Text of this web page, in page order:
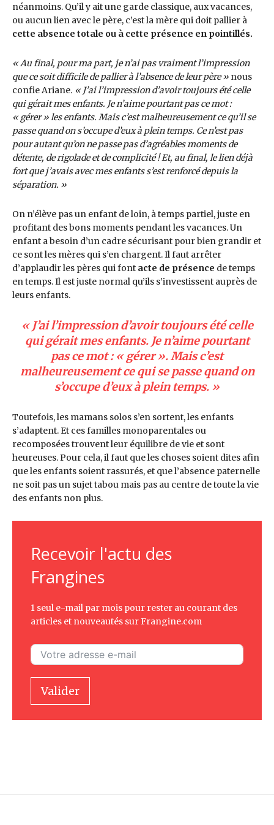
néanmoins. Qu’il y ait une garde classique, aux vacances,
ou aucun lien avec le père, c’est la mère qui doit pallier à
cette absence totale ou à cette présence en pointillés.
« Au final, pour ma part, je n’ai pas vraiment l’impression
que ce soit difficile de pallier à l’absence de leur père » nous
confie Ariane. « J’ai l’impression d’avoir toujours été celle
qui gérait mes enfants. Je n’aime pourtant pas ce mot :
« gérer » les enfants. Mais c’est malheureusement ce qu’il se
passe quand on s’occupe d’eux à plein temps. Ce n’est pas
pour autant qu’on ne passe pas d’agréables moments de
détente, de rigolade et de complicité ! Et, au final, le lien déjà
fort que j’avais avec mes enfants s’est renforcé depuis la
séparation. »
On n’élève pas un enfant de loin, à temps partiel, juste en
profitant des bons moments pendant les vacances. Un
enfant a besoin d’un cadre sécurisant pour bien grandir et
ce sont les mères qui s’en chargent. Il faut arrêter
d’applaudir les pères qui font acte de présence de temps
en temps. Il est juste normal qu’ils s’investissent auprès de
leurs enfants.
« J’ai l’impression d’avoir toujours été celle
qui gérait mes enfants. Je n’aime pourtant
pas ce mot : « gérer ». Mais c’est
malheureusement ce qui se passe quand on
s’occupe d’eux à plein temps. »
Toutefois, les mamans solos s’en sortent, les enfants
s’adaptent. Et ces familles monoparentales ou
recomposées trouvent leur équilibre de vie et sont
heureuses. Pour cela, il faut que les choses soient dites afin
que les enfants soient rassurés, et que l’absence paternelle
ne soit pas un sujet tabou mais pas au centre de toute la vie
des enfants non plus.
Recevoir l'actu des
Frangines
1 seul e-mail par mois pour rester au courant des
articles et nouveautés sur Frangine.com
Valider